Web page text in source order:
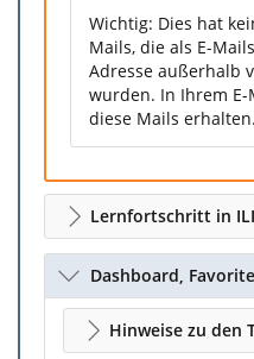
Wichtig: Dies hat
Mails, die als E-
Adresse außerhalb
wurden. In Ihrem
diese Mails erhalten.
Lernfortschritt in
Dashboard,
Hinweise zu den